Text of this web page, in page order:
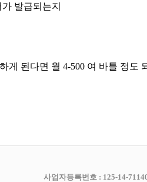
발급되는지
게 된다면 월 4-500 여 바틀 정도
사업자등록번호 : 125-14-